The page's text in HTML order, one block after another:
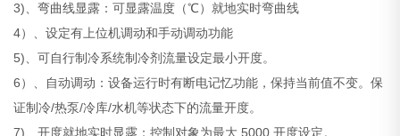
3)、弯曲线显露：可显露温度（℃）就地实时弯曲线
4）、设定有上位机调动和手动调动功能
5)、可自行制冷系统制冷剂流量设定最小开度。
6）、自动调动：设备运行时有断电记忆功能，保持当前值不变。保
证制冷/热泵/冷库/水机等状态下的流量开度。
7)、开度就地实时显露：控制对象为最大 5000 开度设定。